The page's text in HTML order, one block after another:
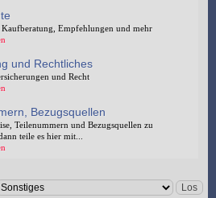
Empfehlungen und mehr
und Rechtliches
und Recht
Bezugsquellen
Teilenummern und Bezugsquellen zu
teile es hier mit...